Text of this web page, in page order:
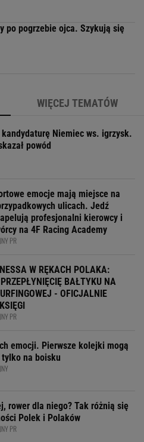
po pogrzebie ojca. Szykują się
WIĘCEJ TEMATÓW
Niemiec ws. igrzysk.
powód
emocje mają miejsce na
ulicach. Jedź
profesjonalni kierowcy i
na 4F Racing Academy
PR
W RĘKACH POLAKA:
BAŁTYKU NA
- OFICJALNIE
PR
emocji. Pierwsze kolejki mogą
na boisku
rower dla niego? Tak różnią się
Polek i Polaków
PR